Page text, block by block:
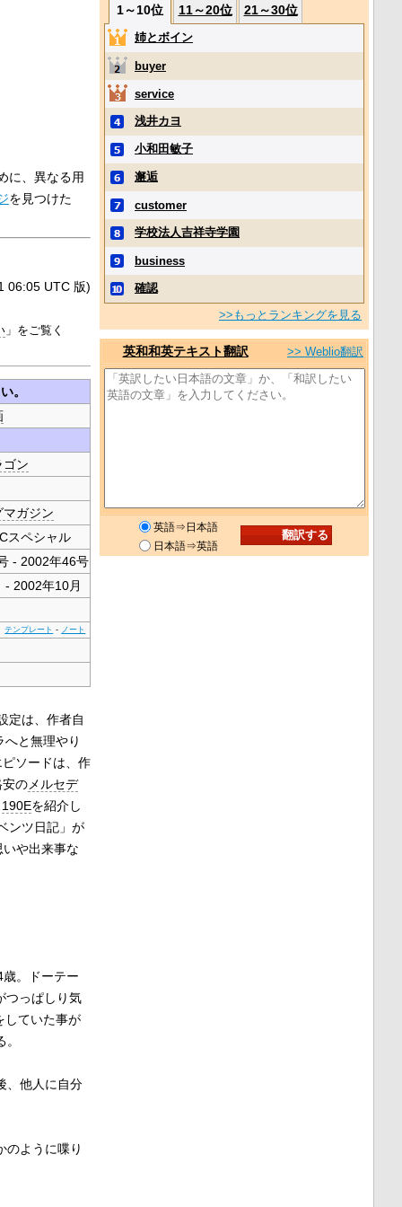
に、異なる用
を見つけた
06:05 UTC 版)
」をご覧く
。
ゴン
ガジン
スペシャル
- 2002年46号
- 2002年10月
テンプレート - ノート
定は、作者自
と無理やり
ソードは、作
のメルセデ
を紹介し
ンツ日記」が
や出来事な
。ドーテー
つっぱしり気
していた事が
、他人に自分
のように喋り
1～10位
11～20位 21～30位
姉とボイン
buyer
service
浅井カヨ
小和田敏子
邂逅
customer
学校法人吉祥寺学園
business
確認
>>もっとランキングを見る
英和和英テキスト翻訳 >> Weblio翻訳
英語⇒日本語
日本語⇒英語